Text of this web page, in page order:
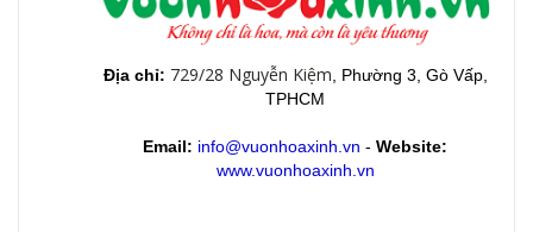
Địa chỉ: 729/28 Nguyễn Kiệm , Phường 3, Gò Vấp,
TPHCM
Email: info@vuonhoaxinh.vn - Website:
www.vuonhoaxinh.vn